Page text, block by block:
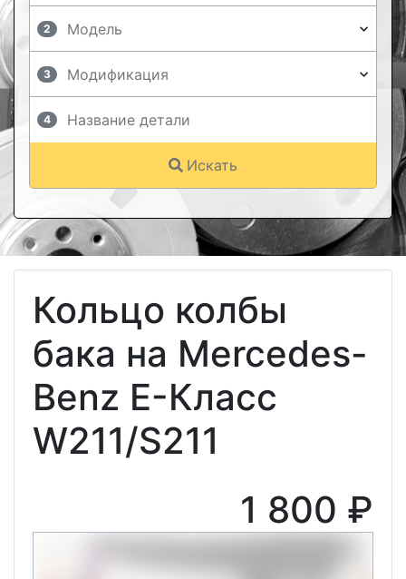
2
3
4
Искать
Кольцо колбы
бака на Mercedes-
Benz E-Класс
W211/S211
1 800 ₽